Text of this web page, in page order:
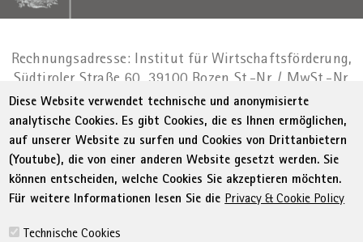
Rechnungsadresse: Institut für Wirtschaftsförderung,
Südtiroler Straße 60, 39100 Bozen St.-Nr. / MwSt.-Nr.
01716880214|administration-
as@bz.legalmail.camcom.it
Menu Footer
© WIFI Impressum Privacy
AGB
Erklärung zur Barrierefreiheit
Sitemap
Transparente Verwaltung
Cookie Policy
Diese Website verwendet technische und anonymisierte
analytische Cookies. Es gibt Cookies, die es Ihnen ermöglichen,
auf unserer Website zu surfen und Cookies von Drittanbietern
(Youtube), die von einer anderen Website gesetzt werden. Sie
können entscheiden, welche Cookies Sie akzeptieren möchten.
Für weitere Informationen lesen Sie die Privacy & Cookie Policy
Technische Cookies